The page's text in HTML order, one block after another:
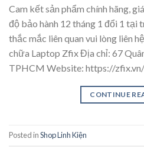
Cam kết sản phẩm chính hãng,
độ bảo hành 12 tháng 1 đổi 1 tại
thắc mắc liên quan vui lòng liên
chữa Laptop Zfix Địa chỉ: 67
TPHCM Website: https://
CONTINUE
Posted inShop Linh Kiện